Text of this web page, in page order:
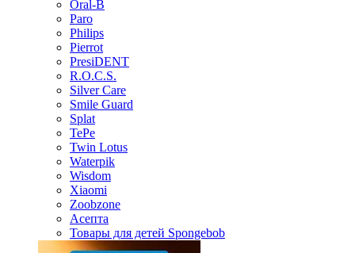
Oral-B
Paro
Philips
Pierrot
PresiDENT
R.O.C.S.
Silver Care
Smile Guard
Splat
TePe
Twin Lotus
Waterpik
Wisdom
Xiaomi
Zoobzone
Асепта
Товары для детей Spongebob